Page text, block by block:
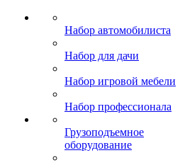
Набор автомобилиста
Набор для дачи
Набор игровой мебели
Набор профессионала
Грузоподъемное
оборудование